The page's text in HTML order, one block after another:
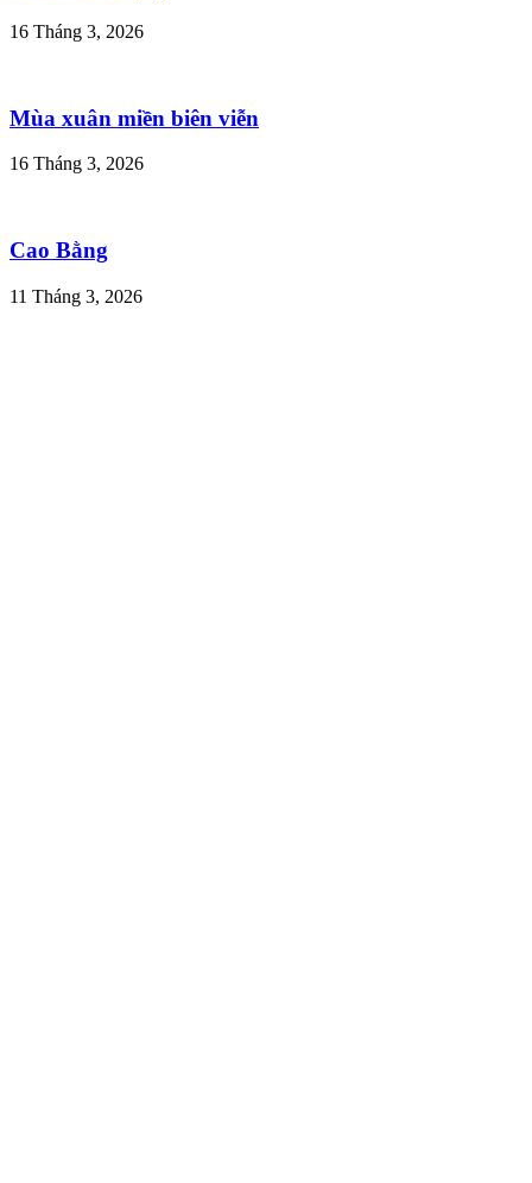
16 Tháng 3, 2026
Mùa xuân miền biên viễn
16 Tháng 3, 2026
Cao Bằng
11 Tháng 3, 2026